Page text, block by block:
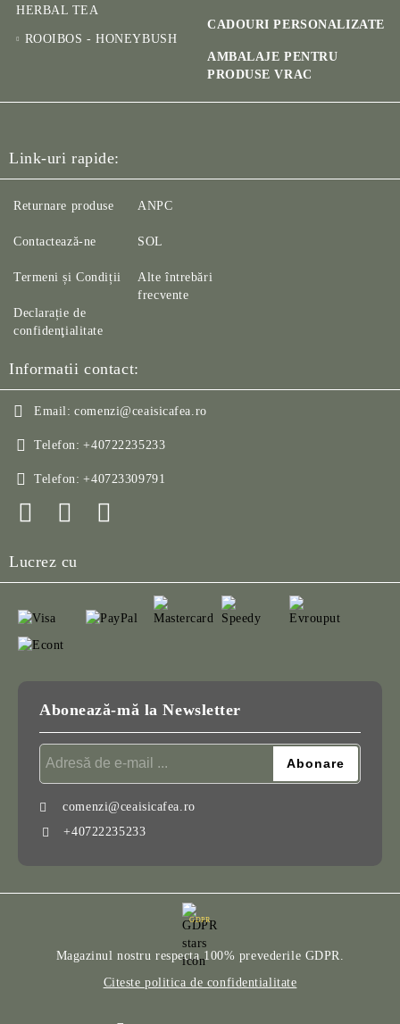
HERBAL TEA
ROOIBOS - HONEYBUSH
CADOURI PERSONALIZATE
AMBALAJE PENTRU
PRODUSE VRAC
Link-uri rapide:
Returnare produse
Contactează-ne
Termeni și Condiții
Declarație de
confidenţialitate
ANPC
SOL
Alte întrebări
frecvente
Informatii contact:
Email: comenzi@ceaisicafea.ro
Telefon: +40722235233
Telefon: +40723309791
Lucrez cu
Abonează-mă la Newsletter
comenzi@ceaisicafea.ro
+40722235233
GDPR
Magazinul nostru respecta 100% prevederile GDPR.
Citeste politica de confidentialitate